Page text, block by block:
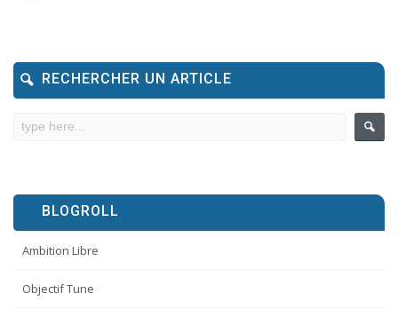
RECHERCHER UN ARTICLE
BLOGROLL
Ambition Libre
Objectif Tune